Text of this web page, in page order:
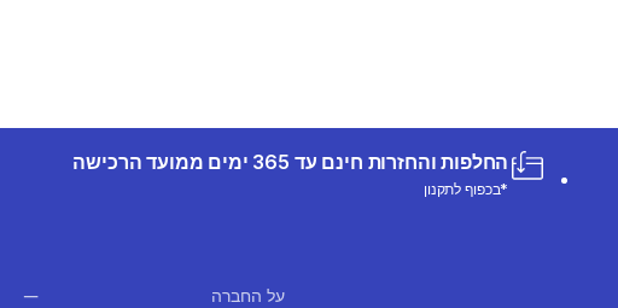
החלפות והחזרות חינם עד 365 ימים ממועד הרכישה
*בכפוף לתקנון
על החברה